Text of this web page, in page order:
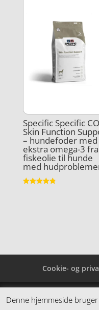
Specific Specific
Skin Function
– hundefoder med
ekstra omega-3 fra
fiskeolie til hunde
med
Cookie- og
Denne
spændende varer.
Denne hjemmeside